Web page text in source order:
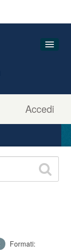
Accedi
Formati: